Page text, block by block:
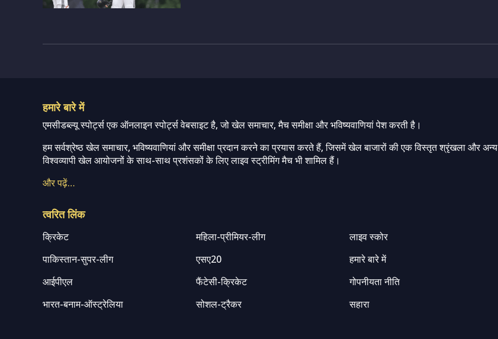
हमारे बारे में
एमसीडब्ल्यू स्पोर्ट्स एक ऑनलाइन स्पोर्ट्स वेबसाइट है, जो खेल समाचार, मैच समीक्षा और भविष्यवाणियां पेश करती है।
हम सर्वश्रेष्ठ खेल समाचार, भविष्यवाणियां और समीक्षा प्रदान करने का प्रयास करते हैं, जिसमें खेल बाजारों की एक विस्तृत श्रृंखला और अन्य
विश्वव्यापी खेल आयोजनों के साथ-साथ प्रशंसकों के लिए लाइव स्ट्रीमिंग मैच भी शामिल हैं।
और पढ़ें…
त्वरित लिंक
क्रिकेट महिला-प्रीमियर-लीग
लाइव स्कोर
पाकिस्तान-सुपर-लीग
एसए20
हमारे बारे में
आईपीएल
फैंटेसी-क्रिकेट
गोपनीयता नीति
भारत-बनाम-ऑस्ट्रेलिया
सोशल-ट्रैकर सहारा